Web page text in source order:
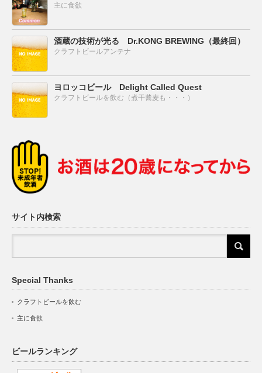
主に食欲
酒蔵の技術が光る Dr.KONG BREWING（最終回）
クラフトビールアンテナ
ヨロッコビール Delight Called Quest
クラフトビールを飲む（煮干蕎麦も・・・）
サイト内検索
Special Thanks
クラフトビールを飲む
主に食欲
ビールランキング